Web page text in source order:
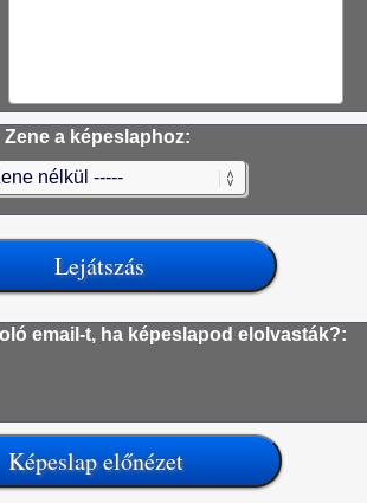
Zene a képeslaphoz:
email-t, ha képeslapod elolvasták?: